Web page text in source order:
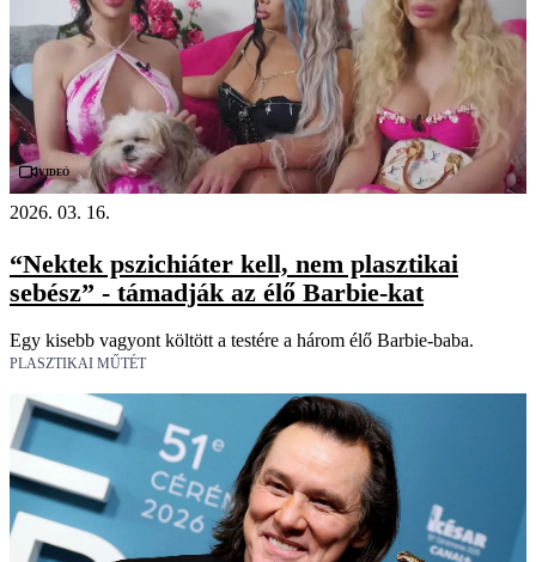
Videó
2026. 03. 16.
“Nektek pszichiáter kell, nem plasztikai
sebész” - támadják az élő Barbie-kat
Egy kisebb vagyont költött a testére a három élő Barbie-baba.
PLASZTIKAI MŰTÉT